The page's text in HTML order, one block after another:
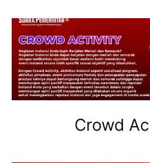
Crowd